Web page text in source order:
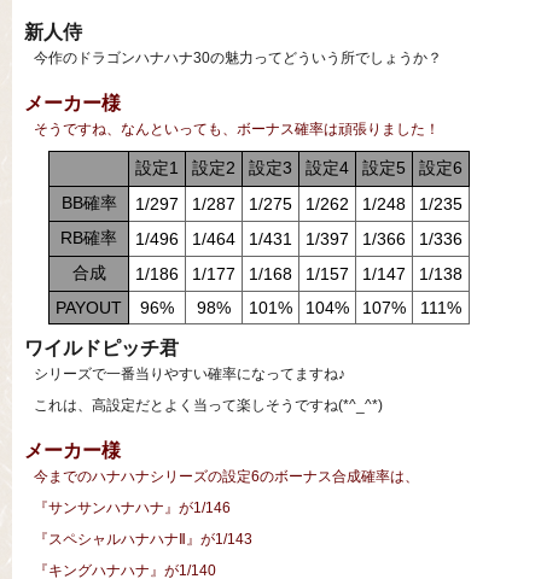
新人侍
今作のドラゴンハナハナ30の魅力ってどういう所でしょうか？
メーカー様
そうですね、なんといっても、ボーナス確率は頑張りました！
設定1 設定2 設定3 設定4 設定5
設定6
BB確率
1/297 1/287 1/275 1/262 1/248
1/235
RB確率
1/496 1/464 1/431 1/397 1/366
1/336
合成
1/186 1/177 1/168 1/157 1/147
1/138
PAYOUT
96% 98% 101% 104% 107% 111%
ワイルドピッチ君
シリーズで一番当りやすい確率になってますね♪
これは、高設定だとよく当って楽しそうですね(*^_^*)
メーカー様
今までのハナハナシリーズの設定6のボーナス合成確率は、
『サンサンハナハナ』が1/146
『スペシャルハナハナⅡ』が1/143
『キングハナハナ』が1/140